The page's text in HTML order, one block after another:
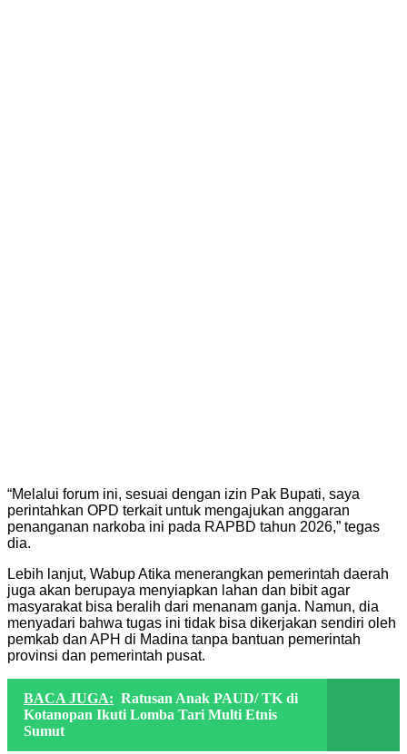
“Melalui forum ini, sesuai dengan izin Pak Bupati, saya
perintahkan OPD terkait untuk mengajukan anggaran
penanganan narkoba ini pada RAPBD tahun 2026,” tegas
dia.
Lebih lanjut, Wabup Atika menerangkan pemerintah daerah
juga akan berupaya menyiapkan lahan dan bibit agar
masyarakat bisa beralih dari menanam ganja. Namun, dia
menyadari bahwa tugas ini tidak bisa dikerjakan sendiri oleh
pemkab dan APH di Madina tanpa bantuan pemerintah
provinsi dan pemerintah pusat.
BACA JUGA: Ratusan Anak PAUD/ TK di
Kotanopan Ikuti Lomba Tari Multi Etnis
Sumut